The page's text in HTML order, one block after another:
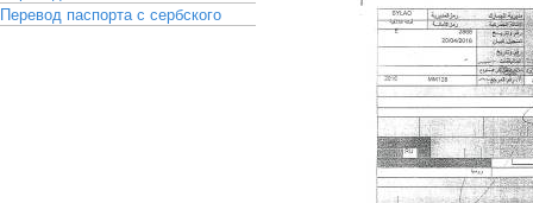
Перевод паспорта с сербского